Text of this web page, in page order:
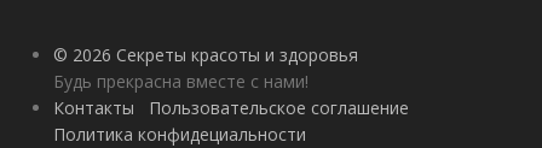
© 2026 Секреты красоты и здоровья
Будь прекрасна вместе с нами!
Контакты
Пользовательское соглашение
Политика конфидециальности